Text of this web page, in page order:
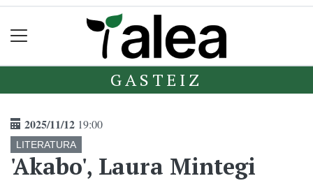
GASTEIZ
2025/11/12 19:00
LITERATURA
'Akabo', Laura Mintegi